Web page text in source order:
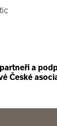
a
České